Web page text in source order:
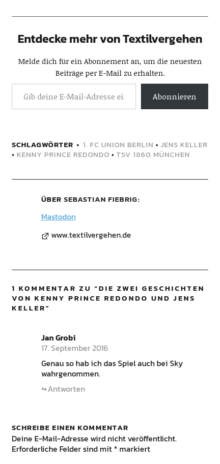
Entdecke mehr von Textilvergehen
Melde dich für ein Abonnement an, um die neuesten
Beiträge per E-Mail zu erhalten.
Abonnieren
SCHLAGWÖRTER 1. FC UNION BERLIN • JENS KELLER
• KENNY PRINCE REDONDO • TSV 1860 MÜNCHEN
ÜBER SEBASTIAN FIEBRIG
Mastodon
www.textilvergehen.de
1 KOMMENTAR ZU “DIE ZWEI GESCHICHTEN
VON KENNY PRINCE REDONDO UND JENS
KELLER”
Jan Grobi
17. September 2016
Genau so hab ich das Spiel auch bei Sky
wahrgenommen.
Antworten
SCHREIBE EINEN KOMMENTAR
Deine E-Mail-Adresse wird nicht veröffentlicht.
Erforderliche Felder sind mit * markiert